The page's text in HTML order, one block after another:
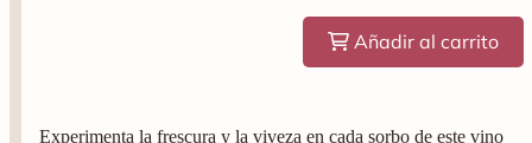
Añadir al carrito
Experimenta la frescura y la viveza en cada sorbo de este vino